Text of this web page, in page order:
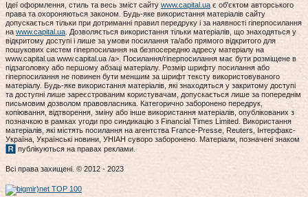
Ідеї оформлення, стиль та весь зміст сайту www.capital.uaє об'єктом авторського
права та охороняються законом. Будь-яке використання матеріалів сайту
допускається тільки при дотриманні правил передруку і за наявності гіперпосилання
наwww.capital.ua. Дозволяється використання тільки матеріалів, що знаходяться у
відкритому доступі і лише за умови посилання та/або прямого відкритого для
пошукових систем гіперпосилання на безпосередню адресу матеріалу на
www.capital.ua www.capital.ua /a>. Посилання/гіперпосилання має бути розміщене в
підзаголовку або першому абзаці матеріалу. Розмір шрифту посилання або
гіперпосилання не повинен бути меншим за шрифт тексту використовуваного
матеріалу. Будь-яке використання матеріалів, які знаходяться у закритому доступі
та доступні лише зареєстрованим користувачам, допускається лише за попереднім
письмовим дозволом правовласника. Категорично заборонено передрук,
копіювання, відтворення, зміну або інше використання матеріалів, опублікованих з
позначкою в рамках угоди про синдикацію з Financial Times Limited. Використання
матеріалів, які містять посилання на агентства France-Presse, Reuters, Інтерфакс-
Україна, Українські новини, УНІАН суворо заборонено. Матеріали, позначені знаком
публікуються на правах реклами.
Всі права захищені. © 2012 - 2023